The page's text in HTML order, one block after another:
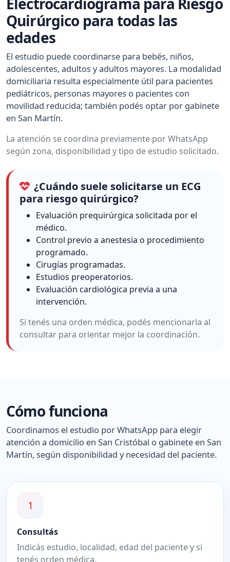
Quirúrgico para todas las
edades
El estudio puede coordinarse para bebés, niños,
adolescentes, adultos y adultos mayores. La modalidad
domiciliaria resulta especialmente útil para pacientes
pediátricos, personas mayores o pacientes con
movilidad reducida; también podés optar por gabinete
en San Martín.
La atención se coordina previamente por WhatsApp
según zona, disponibilidad y tipo de estudio solicitado.
¿Cuándo suele solicitarse un ECG
para riesgo quirúrgico?
Evaluación prequirúrgica solicitada por el
médico.
Control previo a anestesia o procedimiento
programado.
Cirugías programadas.
Estudios preoperatorios.
Evaluación cardiológica previa a una
intervención.
Si tenés una orden médica, podés mencionarla al
consultar para orientar mejor la coordinación.
Cómo funciona
Coordinamos el estudio por WhatsApp para elegir
atención a domicilio en San Cristóbal o gabinete en San
Martín, según disponibilidad y necesidad del paciente.
1
Consultás
Indicás estudio, localidad, edad del paciente y si
tenés orden médica.